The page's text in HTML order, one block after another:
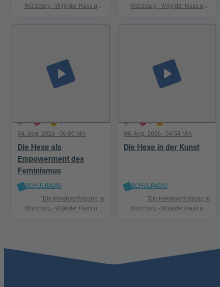
Würzburg - Wi(e)der Hass und
Würzburg - Wi(e)der Hass und
1 0 0
play_arrow
04. Aug. 2026 · 06:00 Min
Die Hexe als
Empowerment des
Feminismus
SCHULRADIO
"Die Hexenverfolgung in
Würzburg - Wi(e)der Hass und
1 0 0
play_arrow
04. Aug. 2026 · 04:54 Min
Die Hexe in der Kunst
SCHULRADIO
"Die Hexenverfolgung in
Würzburg - Wi(e)der Hass und